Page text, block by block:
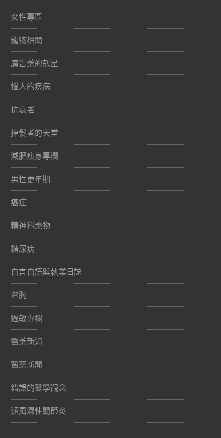
女性專區
寵物相關
廣告藥的剋星
惱人的疾病
抗衰老
掉髮者的天堂
減肥瘦身專欄
男性更年期
癌症
精神科藥物
糖尿病
自言自語與執業日誌
豐胸
過敏專欄
醫藥新知
醫藥新聞
錯誤的醫學觀念
類風濕性關節炎